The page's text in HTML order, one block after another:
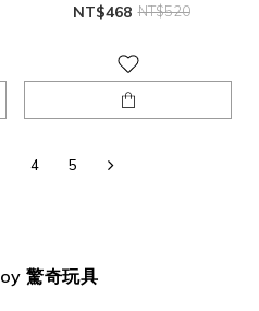
NT$468 NT$520
4 5
驚奇玩具